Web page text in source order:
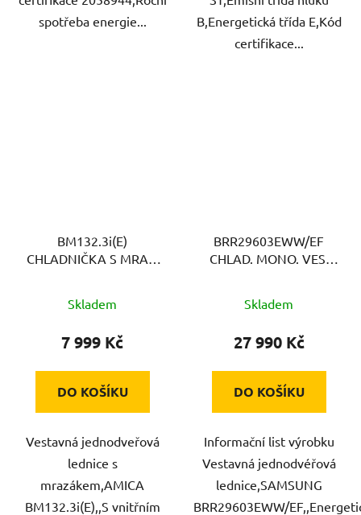
spotřeba energie...
B,Energetická třída E,Kód
certifikace...
BM132.3i(E)
CHLADNIČKA S MRAZ.
Skladem
7 999 Kč
DO KOŠÍKU
Vestavná jednodveřová
lednice s
mrazákem,AMICA
BM132.3i(E),,S vnitřním
BRR29603EWW/EF
CHLAD. MONO. VES.
Skladem
27 990 Kč
DO KOŠÍKU
Informační list výrobku
Vestavná jednodvéřová
lednice,SAMSUNG
BRR29603EWW/